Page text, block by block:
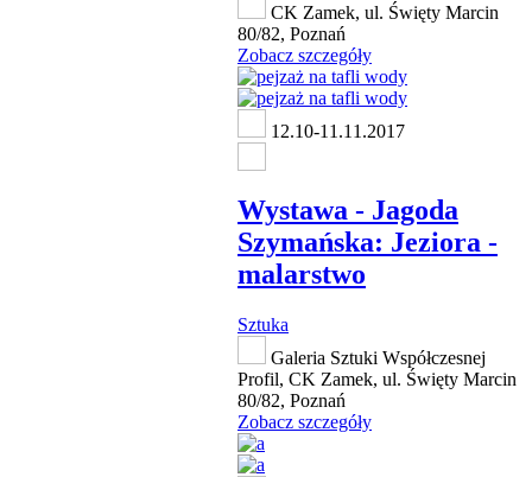
CK Zamek, ul. Święty Marcin
80/82, Poznań
Zobacz szczegóły
12.10-11.11.2017
Wystawa - Jagoda
Szymańska: Jeziora -
malarstwo
Sztuka
Galeria Sztuki Współczesnej
Profil, CK Zamek, ul. Święty Marcin
80/82, Poznań
Zobacz szczegóły